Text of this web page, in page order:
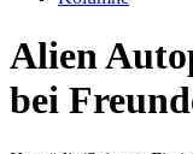
Alien
bei